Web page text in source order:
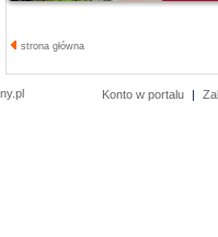
strona główna
Konto w portalu |